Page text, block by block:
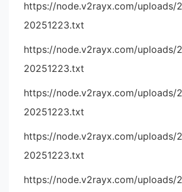
https://node.v2rayx.com/uploads/
20251223.txt
https://node.v2rayx.com/uploads/
20251223.txt
https://node.v2rayx.com/uploads/
20251223.txt
https://node.v2rayx.com/uploads/
20251223.txt
https://node.v2rayx.com/uploads/